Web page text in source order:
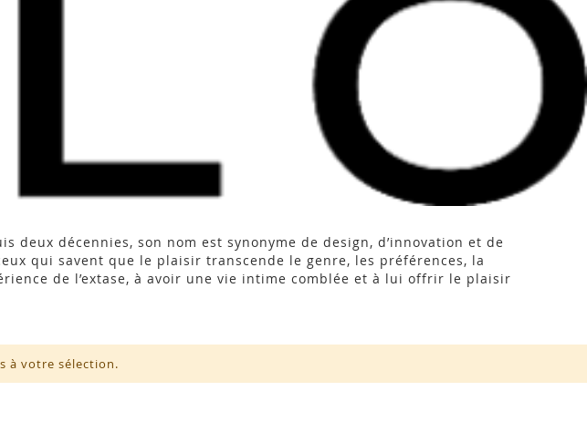
deux décennies, son nom est synonyme de design, d’innovation et de
qui savent que le plaisir transcende le genre, les préférences, la
de l’extase, à avoir une vie intime comblée et à lui offrir le plaisir
à votre sélection.